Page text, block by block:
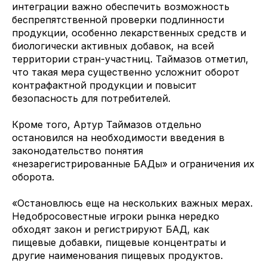
интеграции важно обеспечить возможность
беспрепятственной проверки подлинности
продукции, особенно лекарственных средств и
биологически активных добавок, на всей
территории стран-участниц. Таймазов отметил,
что такая мера существенно усложнит оборот
контрафактной продукции и повысит
безопасность для потребителей.
Кроме того, Артур Таймазов отдельно
остановился на необходимости введения в
законодательство понятия
«незарегистрированные БАДы» и ограничения их
оборота.
«Остановлюсь еще на нескольких важных мерах.
Недобросовестные игроки рынка нередко
обходят закон и регистрируют БАД, как
пищевые добавки, пищевые концентраты и
другие наименования пищевых продуктов.